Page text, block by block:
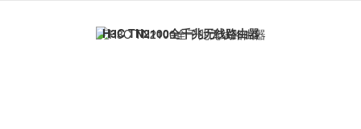
H3C TN2100全千兆无线路由器